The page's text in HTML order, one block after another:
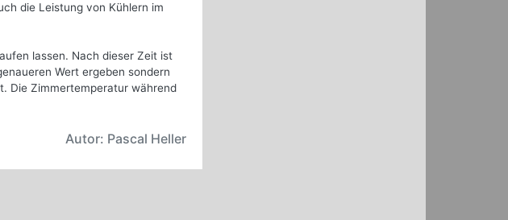
die Leistung von Kühlern im
lassen. Nach dieser Zeit ist
Wert ergeben sondern
Die Zimmertemperatur während
Autor: Pascal Heller